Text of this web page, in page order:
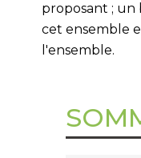
proposant ; un
cet ensemble
l'ensemble.